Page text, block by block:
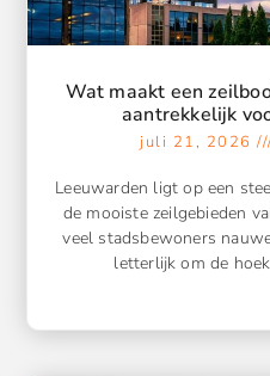
Wat maakt een
aantrekkelijk
juli 21, 2026
Leeuwarden ligt op een
de mooiste zeilgebieden
veel stadsbewoners
letterlijk om de